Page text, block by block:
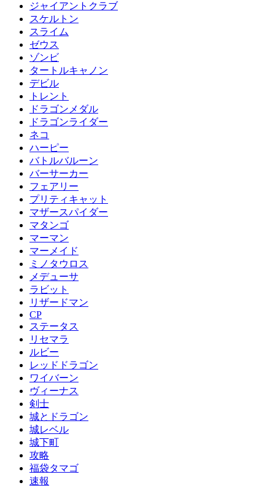
ジャイアントクラブ
スケルトン
スライム
ゼウス
ゾンビ
タートルキャノン
デビル
トレント
ドラゴンメダル
ドラゴンライダー
ネコ
ハーピー
バトルバルーン
バーサーカー
フェアリー
プリティキャット
マザースパイダー
マタンゴ
マーマン
マーメイド
ミノタウロス
メデューサ
ラビット
リザードマン
CP
ステータス
リセマラ
ルビー
レッドドラゴン
ワイバーン
ヴィーナス
剣士
城とドラゴン
城レベル
城下町
攻略
福袋タマゴ
速報